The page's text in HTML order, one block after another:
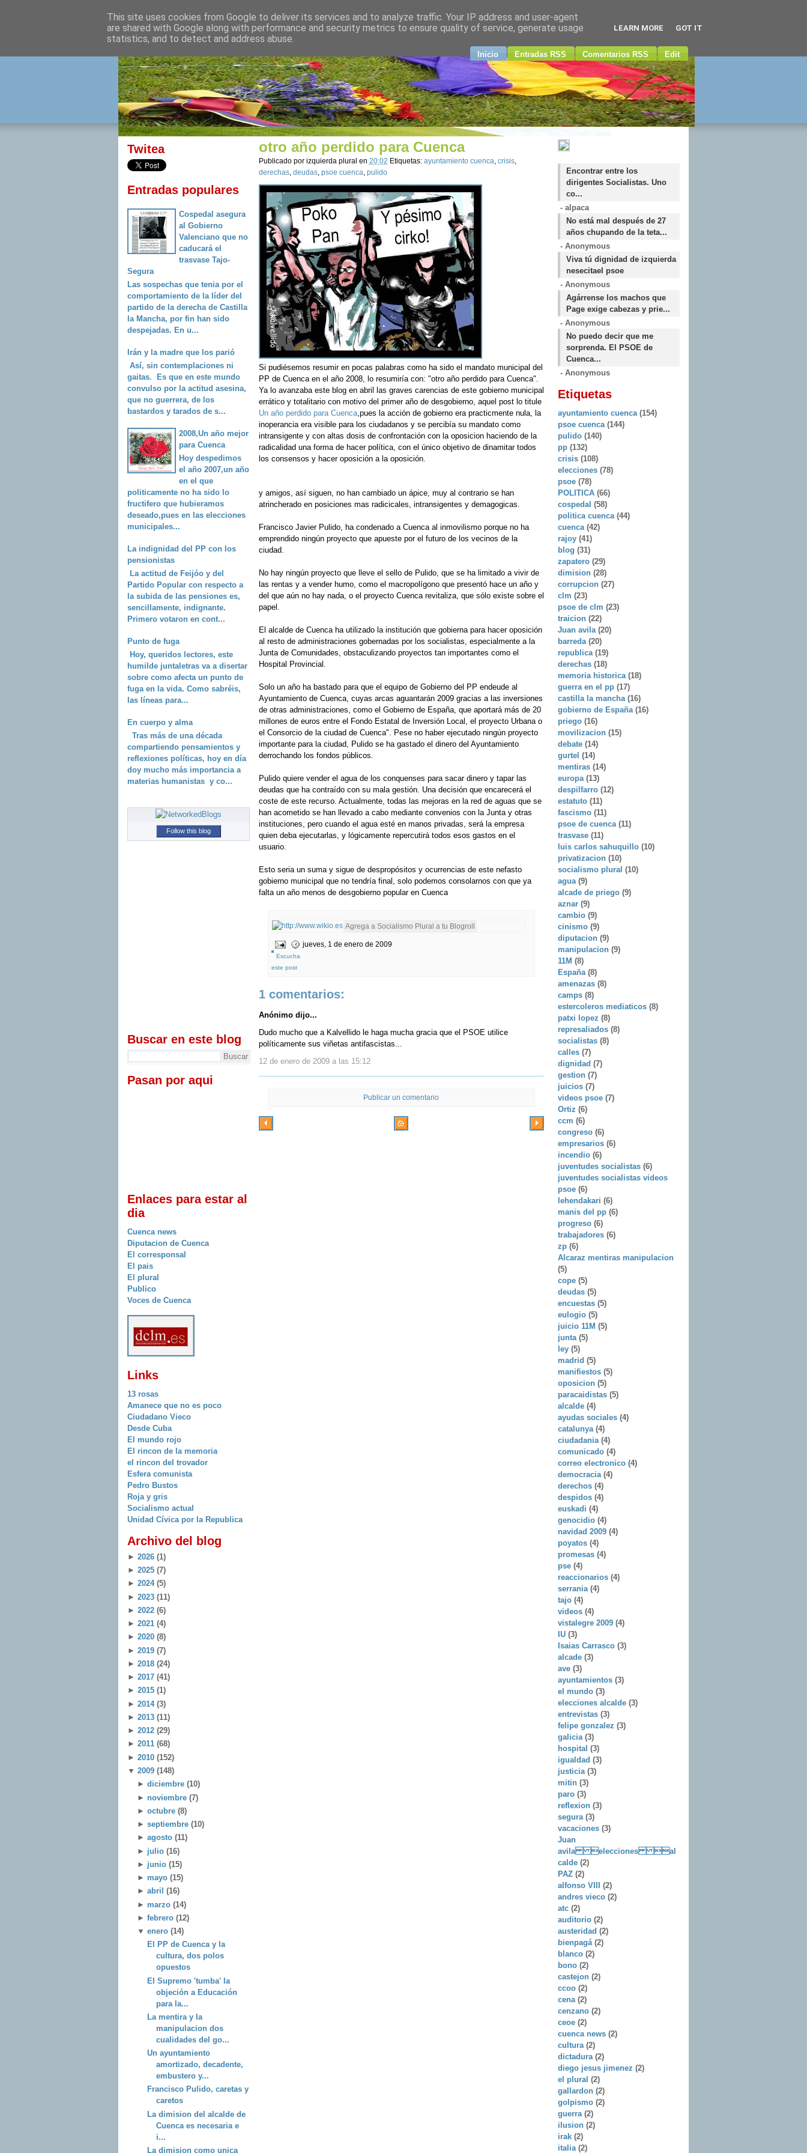
izquierda plural
Inicio Entradas RSS Comentarios RSS Edit
Twitea
Entradas populares
Cospedal asegura
al Gobierno
Valenciano que no
caducará el
trasvase Tajo-
Segura
Las sospechas que tenia por el
comportamiento de la líder del
partido de la derecha de Castilla
la Mancha, por fin han sido
despejadas. En u...
Irán y la madre que los parió
Así, sin contemplaciones ni
gaitas. Es que en este mundo
convulso por la actitud asesina,
que no guerrera, de los
bastardos y tarados de s...
2008,Un año mejor
para Cuenca
Hoy despedimos
el año 2007,un año
en el que
politicamente no ha sido lo
fructifero que hubieramos
deseado,pues en las elecciones
municipales...
La indignidad del PP con los
pensionistas
La actitud de Feijóo y del
Partido Popular con respecto a
la subida de las pensiones es,
sencillamente, indignante.
Primero votaron en cont...
Punto de fuga
Hoy, queridos lectores, este
humilde juntaletras va a disertar
sobre como afecta un punto de
fuga en la vida. Como sabréis,
las líneas para...
En cuerpo y alma
Tras más de una década
compartiendo pensamientos y
reflexiones políticas, hoy en día
doy mucho más importancia a
materias humanistas y co...
Follow this blog
Buscar en este blog
Pasan por aqui
Enlaces para estar al
dia
Cuenca news
Diputacion de Cuenca
El corresponsal
El pais
El plural
Publico
Voces de Cuenca
Links
13 rosas
Amanece que no es poco
Ciudadano Vieco
Desde Cuba
El mundo rojo
El rincon de la memoria
el rincon del trovador
Esfera comunista
Pedro Bustos
Roja y gris
Socialismo actual
Unidad Cívica por la Republica
Archivo del blog
► 2026 (1)
► 2025 (7)
► 2024 (5)
► 2023 (11)
► 2022 (6)
► 2021 (4)
► 2020 (8)
► 2019 (7)
► 2018 (24)
► 2017 (41)
► 2015 (1)
► 2014 (3)
► 2013 (11)
► 2012 (29)
► 2011 (68)
► 2010 (152)
▼ 2009 (148)
► diciembre (10)
► noviembre (7)
► octubre (8)
► septiembre (10)
► agosto (11)
► julio (16)
► junio (15)
► mayo (15)
► abril (16)
► marzo (14)
► febrero (12)
▼ enero (14)
El PP de Cuenca y la
cultura, dos polos
opuestos
El Supremo 'tumba' la
objeción a Educación
para la...
La mentira y la
manipulacion dos
cualidades del go...
Un ayuntamiento
amortizado, decadente,
embustero y...
Francisco Pulido, caretas y
caretos
La dimision del alcalde de
Cuenca es necesaria e
i...
La dimision como unica
otro año perdido para Cuenca
Publicado por izquierda plural en 20:02 Etiquetas: ayuntamiento cuenca, crisis,
derechas, deudas, psoe cuenca, pulido
Si pudiésemos resumir en pocas palabras como ha sido el mandato municipal del
PP de Cuenca en el año 2008, lo resumiría con: "otro año perdido para Cuenca".
Ya lo avanzaba este blog en abril las graves carencias de este gobierno municipal
errático y totalitario con motivo del primer año de desgobierno, aquel post lo titule
Un año perdido para Cuenca,pues la acción de gobierno era practicmente nula, la
inoperancia era visible para los ciudadanos y se percibía su mandato como
intransigente y con altas dosis de confrontación con la oposicion haciendo de la
radicalidad una forma de hacer política, con el único objetivo de dinamitar todos
los consensos y hacer oposición a la oposición.
y amigos, así siguen, no han cambiado un ápice, muy al contrario se han
atrincherado en posiciones mas radicicales, intransigentes y demagogicas.
Francisco Javier Pulido, ha condenado a Cuenca al inmovilismo porque no ha
emprendido ningún proyecto que apueste por el futuro de los vecinos de la
ciudad.
No hay ningún proyecto que lleve el sello de Pulido, que se ha limitado a vivir de
las rentas y a vender humo, como el macropolígono que presentó hace un año y
del que aún no hay nada, o el proyecto Cuenca revitaliza, que sólo existe sobre el
papel.
El alcalde de Cuenca ha utilizado la institución que gobierna para hacer oposición
al resto de administraciones gobernadas por los socialistas, especialmente a la
Junta de Comunidades, obstaculizando proyectos tan importantes como el
Hospital Provincial.
Solo un año ha bastado para que el equipo de Gobierno del PP endeude al
Ayuntamiento de Cuenca, cuyas arcas aguantarán 2009 gracias a las inversiones
de otras administraciones, como el Gobierno de España, que aportará más de 20
millones de euros entre el Fondo Estatal de Inversión Local, el proyecto Urbana o
el Consorcio de la ciudad de Cuenca". Pese no haber ejecutado ningún proyecto
importante para la ciudad, Pulido se ha gastado el dinero del Ayuntamiento
derrochando los fondos públicos.
Pulido quiere vender el agua de los conquenses para sacar dinero y tapar las
deudas que ha contraído con su mala gestión. Una decisión que encarecerá el
coste de este recurso. Actualmente, todas las mejoras en la red de aguas que se
han acometido se han llevado a cabo mediante convenios con la Junta y otras
instituciones, pero cuando el agua esté en manos privadas, será la empresa
quien deba ejecutarlas, y lógicamente repercutirá todos esos gastos en el
usuario.
Esto seria un suma y sigue de despropósitos y ocurrencias de este nefasto
gobierno municipal que no tendría final, solo podemos consolarnos con que ya
falta un año menos de desgobierno popular en Cuenca
jueves, 1 de enero de 2009
Escucha
este post
1 comentarios:
Anónimo dijo...
Dudo mucho que a Kalvellido le haga mucha gracia que el PSOE utilice
políticamente sus viñetas antifascistas...
12 de enero de 2009 a las 15:12
Publicar un comentario
Encontrar entre los
dirigentes Socialistas. Uno
co...
- alpaca
No está mal después de 27
años chupando de la teta...
- Anonymous
Viva tú dignidad de izquierda
nesecitael psoe
- Anonymous
Agárrense los machos que
Page exige cabezas y prie...
- Anonymous
No puedo decir que me
sorprenda. El PSOE de
Cuenca...
- Anonymous
Etiquetas
ayuntamiento cuenca (154)
psoe cuenca (144)
pulido (140)
pp (132)
crisis (108)
elecciones (78)
psoe (78)
POLITICA (66)
cospedal (58)
politica cuenca (44)
cuenca (42)
rajoy (41)
blog (31)
zapatero (29)
dimision (28)
corrupcion (27)
clm (23)
psoe de clm (23)
traicion (22)
Juan avila (20)
barreda (20)
republica (19)
derechas (18)
memoria historica (18)
guerra en el pp (17)
castilla la mancha (16)
gobierno de España (16)
priego (16)
movilizacion (15)
debate (14)
gurtel (14)
mentiras (14)
europa (13)
despilfarro (12)
estatuto (11)
fascismo (11)
psoe de cuenca (11)
trasvase (11)
luis carlos sahuquillo (10)
privatizacion (10)
socialismo plural (10)
agua (9)
alcade de priego (9)
aznar (9)
cambio (9)
cinismo (9)
diputacion (9)
manipulacion (9)
11M (8)
España (8)
amenazas (8)
camps (8)
estercoleros mediaticos (8)
patxi lopez (8)
represaliados (8)
socialistas (8)
calles (7)
dignidad (7)
gestion (7)
juicios (7)
videos psoe (7)
Ortiz (6)
ccm (6)
congreso (6)
empresarios (6)
incendio (6)
juventudes socialistas (6)
juventudes socialistas videos
psoe (6)
lehendakari (6)
manis del pp (6)
progreso (6)
trabajadores (6)
zp (6)
Alcaraz mentiras manipulacion
(5)
cope (5)
deudas (5)
encuestas (5)
eulogio (5)
juicio 11M (5)
junta (5)
ley (5)
madrid (5)
manifiestos (5)
oposicion (5)
paracaidistas (5)
alcalde (4)
ayudas sociales (4)
catalunya (4)
ciudadania (4)
comunicado (4)
correo electronico (4)
democracia (4)
derechos (4)
despidos (4)
euskadi (4)
genocidio (4)
navidad 2009 (4)
poyatos (4)
promesas (4)
pse (4)
reaccionarios (4)
serrania (4)
tajo (4)
videos (4)
vistalegre 2009 (4)
IU (3)
Isaias Carrasco (3)
alcade (3)
ave (3)
ayuntamientos (3)
el mundo (3)
elecciones alcalde (3)
entrevistas (3)
felipe gonzalez (3)
galicia (3)
hospital (3)
igualdad (3)
justicia (3)
mitin (3)
paro (3)
reflexion (3)
segura (3)
vacaciones (3)
Juan
avila elecciones al
calde (2)
PAZ (2)
alfonso VIII (2)
andres vieco (2)
atc (2)
auditorio (2)
austeridad (2)
bienpagá (2)
blanco (2)
bono (2)
castejon (2)
ccoo (2)
cena (2)
cenzano (2)
ceoe (2)
cuenca news (2)
cultura (2)
dictadura (2)
diego jesus jimenez (2)
el plural (2)
gallardon (2)
golpismo (2)
guerra (2)
ilusion (2)
irak (2)
italia (2)
This site uses cookies from Google to deliver its services and to analyze traffic. Your IP address and user-agent
are shared with Google along with performance and security metrics to ensure quality of service, generate usage
statistics, and to detect and address abuse.
LEARN MORE GOT IT